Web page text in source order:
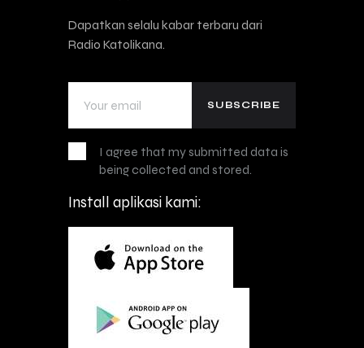
Dapatkan selalu kabar terbaru dari
Radio Katolikana.
I agree that my submitted data is
being collected and stored.
Install aplikasi kami: